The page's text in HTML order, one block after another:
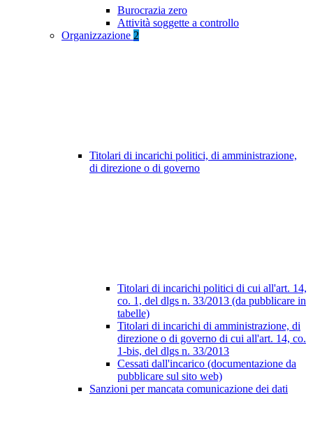
Burocrazia zero
Attività soggette a controllo
Organizzazione 2
Titolari di incarichi politici, di amministrazione,
di direzione o di governo
Titolari di incarichi politici di cui all'art. 14,
co. 1, del dlgs n. 33/2013 (da pubblicare in
tabelle)
Titolari di incarichi di amministrazione, di
direzione o di governo di cui all'art. 14, co.
1-bis, del dlgs n. 33/2013
Cessati dall'incarico (documentazione da
pubblicare sul sito web)
Sanzioni per mancata comunicazione dei dati